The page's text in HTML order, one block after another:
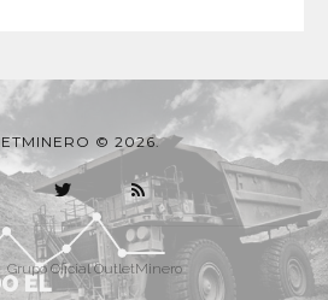
© 2026.
Grupo Oficial OutletMinero